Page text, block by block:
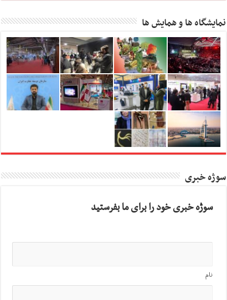
نمایشگاه ها و همایش ها
سوژه خبری
سوژه خبری خود را برای ما بفرستید
نام